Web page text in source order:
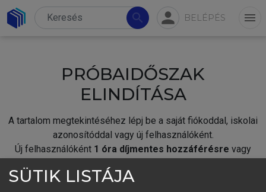
search person BELÉPÉS menu
PRÓBAIDŐSZAK
ELINDÍTÁSA
A tartalom megtekintéséhez lépj be a saját fiókoddal, iskolai
azonosítóddal vagy új felhasználóként.
Új felhasználóként 1 óra díjmentes hozzáférésre vagy
SÜTIK LISTÁJA